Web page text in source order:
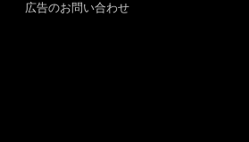
広告のお問い合わせ